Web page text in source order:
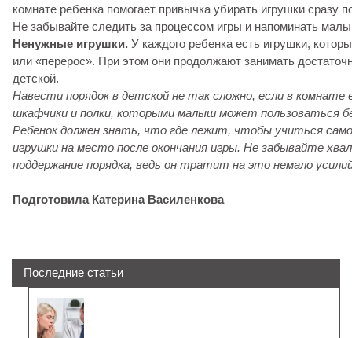
комнате ребенка помогает привычка убирать игрушки сразу
Не забывайте следить за процессом игры и напоминать
Ненужные игрушки. У каждого ребенка есть игрушки,
или «перерос». При этом они продолжают занимать
детской.
Навести порядок в детской не так сложно, если в комнате
шкафчики и полки, которыми малыш может пользоваться
Ребенок должен знать, что где лежит, чтобы учиться
игрушки на место после окончания игры. Не забывайте
поддержание порядка, ведь он тратит на это немало
Подготовила Катерина Василенкова
Последние статьи